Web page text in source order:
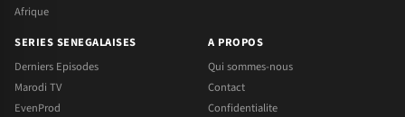
Afrique
SERIES SENEGALAISES
Derniers Episodes
Marodi TV
EvenProd
A PROPOS
Qui sommes-nous
Contact
Confidentialite